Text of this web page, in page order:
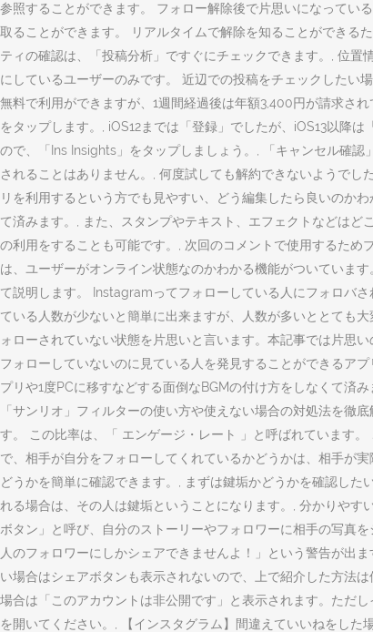
参照することができます。 フォロー解除後で片思いになってい
取ることができます。 リアルタイムで解除を知ることができる
ティの確認は、「投稿分析」ですぐにチェックできます。, 位
にしているユーザーのみです。 近辺での投稿をチェックしたい
無料で利用ができますが、1週間経過後は年額3,400円が請求さ
をタップします。, iOS12までは「登録」でしたが、iOS13以降
ので、「Ins Insights」をタップしましょう。, 「キャンセル確
されることはありません。, 何度試しても解約できないようで
リを利用するという方でも見やすい、どう編集したら良いのか
て済みます。, また、スタンプやテキスト、エフェクトなどは
の利用をすることも可能です。, 次回のコメントで使用するた
は、ユーザーがオンライン状態なのかわかる機能がついていま
て説明します。 Instagramってフォローしている人にフォロバ
ている人数が少ないと簡単に出来ますが、人数が多いととても
ォローされていない状態を片思いと言います。本記事では片思
フォローしていないのに見ている人を発見することができるア
プリや1度PCに移すなどする面倒なBGMの付け方をしなくて済
「サンリオ」フィルターの使い方や使えない場合の対処法を徹
す。 この比率は、「 エンゲージ・レート 」と呼ばれています
で、相手が自分をフォローしてくれているかどうかは、相手が
どうかを簡単に確認できます。, まずは鍵垢かどうかを確認し
れる場合は、その人は鍵垢ということになります。, 分かりや
ボタン」と呼び、自分のストーリーやフォロワーに相手の写真
人のフォロワーにしかシェアできませんよ！」という警告が出
い場合はシェアボタンも表示されないので、上で紹介した方法
場合は「このアカウントは非公開です」と表示されます。ただ
を開いてください。, 【インスタグラム】間違えていいねをし